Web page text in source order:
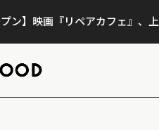
プン】映画『リペアカフェ』、